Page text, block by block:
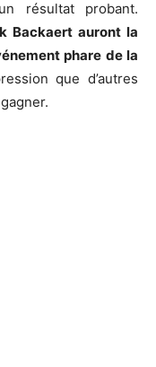
résultat probant.
Backaert auront la
phare de la
que d’autres